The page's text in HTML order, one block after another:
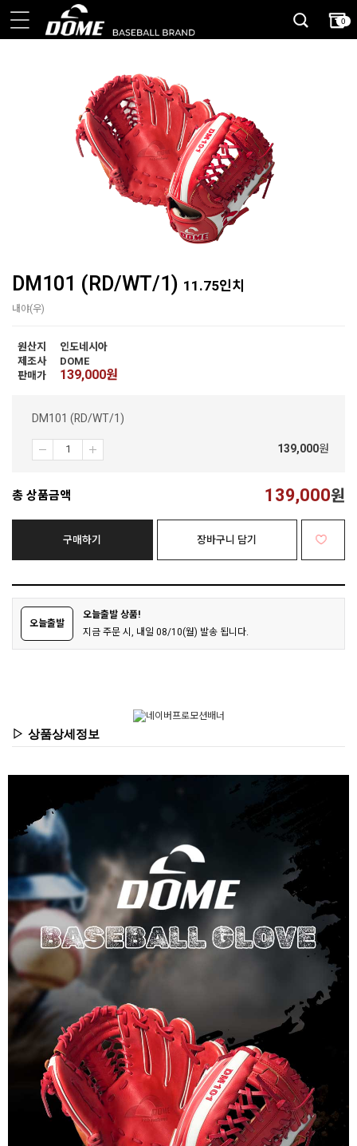
0
DM101 (RD/WT/1) 11.75인치
내야(우)
원산지
인도네시아
제조사
DOME
판매가
139,000원
DM101 (RD/WT/1)
139,000원
총 상품금액 139,000원
구매하기 장바구니 담기
오늘출발
오늘출발 상품!
지금 주문 시, 내일 08/10(월) 발송 됩니다.
▷ 상품상세정보